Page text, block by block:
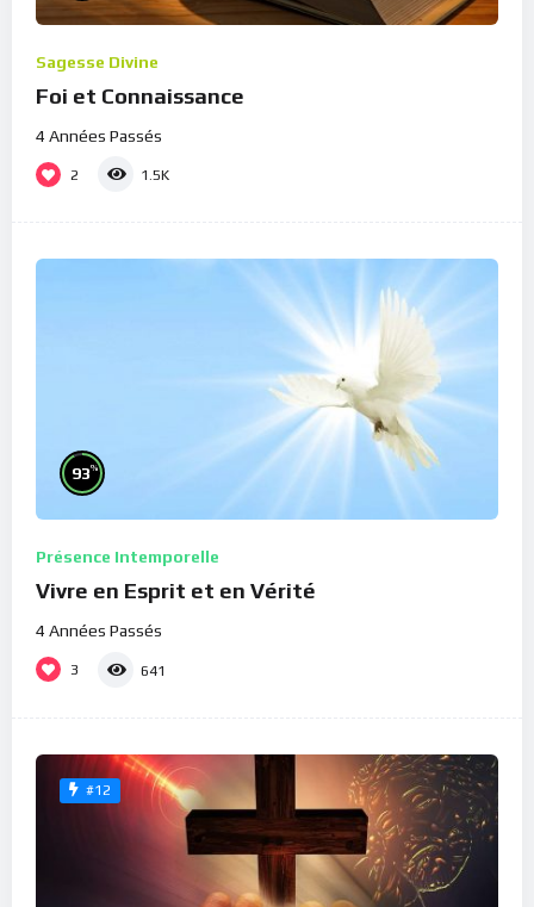
Sagesse Divine
Foi et Connaissance
4 Années Passés
2 1.5K
93%
Présence Intemporelle
Vivre en Esprit et en Vérité
4 Années Passés
3 641
#12